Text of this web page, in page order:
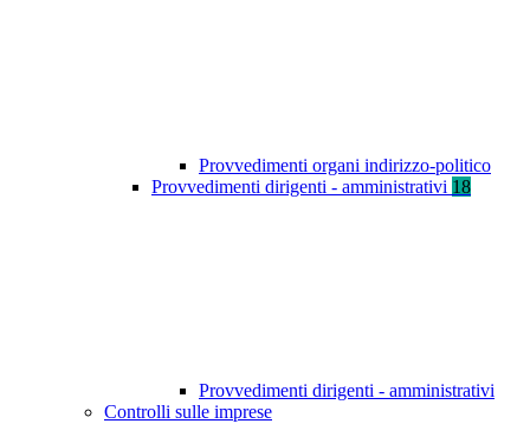
Provvedimenti organi indirizzo-politico
Provvedimenti dirigenti - amministrativi 18
Provvedimenti dirigenti - amministrativi
Controlli sulle imprese